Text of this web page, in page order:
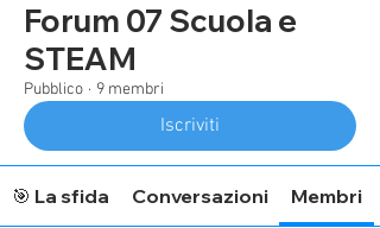
Forum 07 Scuola e
STEAM
Pubblico · 9 membri
Iscriviti
🎯 La sfida Conversazioni Membri